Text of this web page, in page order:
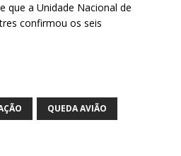
que a Unidade Nacional de
confirmou os seis
QUEDA AVIÃO